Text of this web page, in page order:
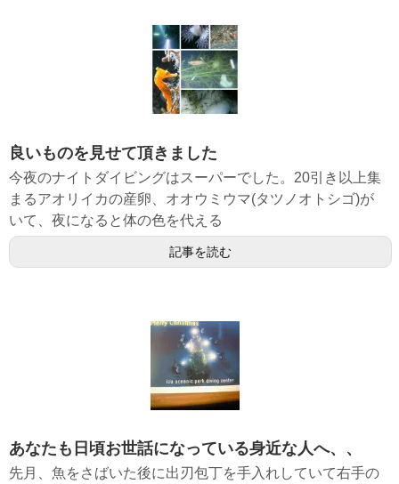
良いものを見せて頂きました
今夜のナイトダイビングはスーパーでした。20引き以上集
まるアオリイカの産卵、オオウミウマ(タツノオトシゴ)が
いて、夜になると体の色を代える
記事を読む
あなたも日頃お世話になっている身近な人へ、、
先月、魚をさばいた後に出刃包丁を手入れしていて右手の